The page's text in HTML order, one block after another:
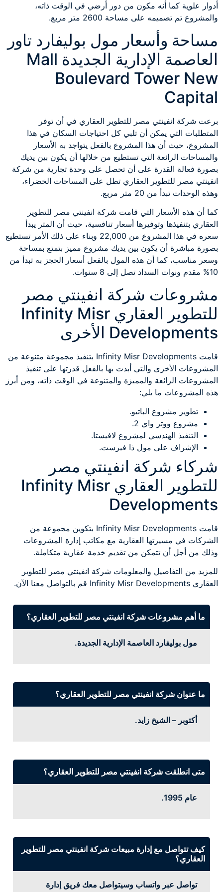
أدوار علوية كما أنه مكون من دور أرضي في الوقت ذاته،
والمشروع تم تصميمه على مساحة 2600 متر مربع.
مساحة وأسعار مول بوليفارد تاور
العاصمة الإدارية الجديدة Mall
Boulevard Tower New
Capital
برعت شركة انفينتي مصر للتطوير العقاري في أن توفر
المتطلبات التي يمكن أن تلبي كل احتياجات السكان في هذا
المشروع، حيث أن هذا المشروع بالفعل يتواجد به الأسعار
والمساحات الرائعة التي تستطيع من خلالها أن يكون بين يديك
بصورة فعالة القدرة على أن تحصل على وحدة تجارية من شركة
انفينتي مصر للتطوير العقاري تطل على المساحات الخضراء،
وهذه الوحدات تبدأ من 20 متر مربع.
كما أن هذه الأسعار التي قامت شركة انفينتي مصر للتطوير
العقاري بتنفيذها وتوفيرها أسعار تنافسية، حيث أن المتر يبدأ
سعره في هذا المشروع من 22,000 وبناء على ذلك الأمر تستطيع
بصورة مباشرة أن يكون بين يديك مشروع مميز بتمتع بمساحة
وسعر مناسب، كما أن هذه المول بالفعل أسعار الحجز به تبدأ من
10% مقدم ونوات السداد تصل إلى 8 سنوات.
مشروعات شركة انفينتي مصر
للتطوير العقاري Infinity Misr
Developments الأخرى
قامت Infinity Misr Developments بتنفيذ مجموعة متنوعة من
المشروعات الأخرى والتي أبدت بها بالفعل قدرتها على تنفيذ
المشروعات الرائعة والمميزة والمتنوعة في الوقت ذاته، ومن أبرز
هذه المشروعات ما يلي:
تطوير مشروع الباتيو.
مشروع ووتر واي 2.
التنفيذ الهندسي لمشروع لافيستا.
الإشراف على مول ذا فيرست.
شركاء شركة انفينتي مصر
للتطوير العقاري Infinity Misr
Developments
قامت Infinity Misr Developments بتكوين مجموعة من
الشركات في مسيرتها العقارية مع مكاتب إدارة المشروعات
وذلك من أجل أن تتمكن من تقديم خدمة عقارية متكاملة.
للمزيد من التفاصيل والمعلومات شركة انفينتي مصر للتطوير
العقاري Infinity Misr Developments قم بالتواصل معنا الآن.
ما أهم مشروعات شركة انفينتي مصر للتطوير العقاري؟
مول بوليفارد العاصمة الإدارية الجديدة.
ما عنوان شركة انفينتي مصر للتطوير العقاري؟
أكتوبر – الشيخ زايد.
متى انطلقت شركة انفينتي مصر للتطوير العقاري؟
عام 1995.
كيف تتواصل مع إدارة مبيعات شركة انفينتي مصر للتطوير
العقاري؟
تواصل عبر واتساب وسيتواصل معك فريق إدارة